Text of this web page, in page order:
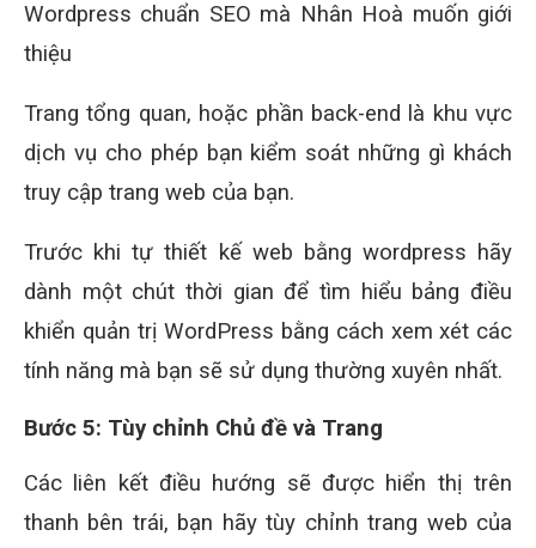
Wordpress chuẩn SEO mà Nhân Hoà muốn giới
thiệu
Trang tổng quan, hoặc phần back-end là khu vực
dịch vụ cho phép bạn kiểm soát những gì khách
truy cập trang web của bạn.
Trước khi tự thiết kế web bằng wordpress hãy
dành một chút thời gian để tìm hiểu bảng điều
khiển quản trị WordPress bằng cách xem xét các
tính năng mà bạn sẽ sử dụng thường xuyên nhất.
Bước 5: Tùy chỉnh Chủ đề và Trang
Các liên kết điều hướng sẽ được hiển thị trên
thanh bên trái, bạn hãy tùy chỉnh trang web của